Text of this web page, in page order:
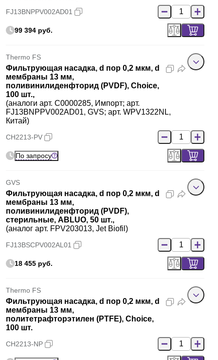
FJ13BNPPV002AD01
99 394 руб.
Thermo FS
Фильтрующая насадка, d пор 0,2 мкм, d
мембраны 13 мм,
поливинилиденфторид (PVDF), Choice,
100 шт.,
(аналоги арт. C0000285, Импорт; арт.
FJ13BNPPV002AD01, GVS; арт. WPV1322NL,
Китай)
CH2213-PV
По запросу
GVS
Фильтрующая насадка, d пор 0,2 мкм, d
мембраны 13 мм,
поливинилиденфторид (PVDF),
стерильные, ABLUO, 50 шт.,
(аналог арт. FPV203013, Jet Biofil)
FJ13BSCPV002AL01
18 455 руб.
Thermo FS
Фильтрующая насадка, d пор 0,2 мкм, d
мембраны 13 мм,
политетрафторэтилен (PTFE), Choice,
100 шт.
CH2213-NP